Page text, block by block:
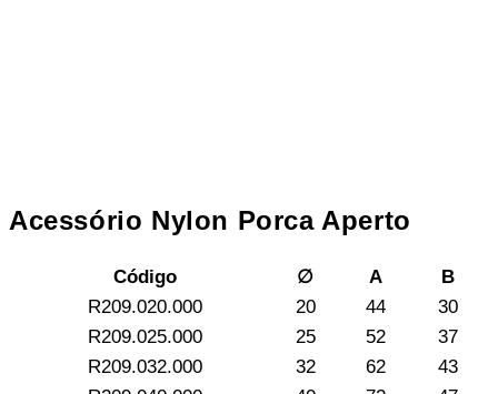
Acessório Nylon Porca Aperto
Código ∅ A
B
R209.020.000
20 44
30
R209.025.000
25 52
37
R209.032.000
32 62
43